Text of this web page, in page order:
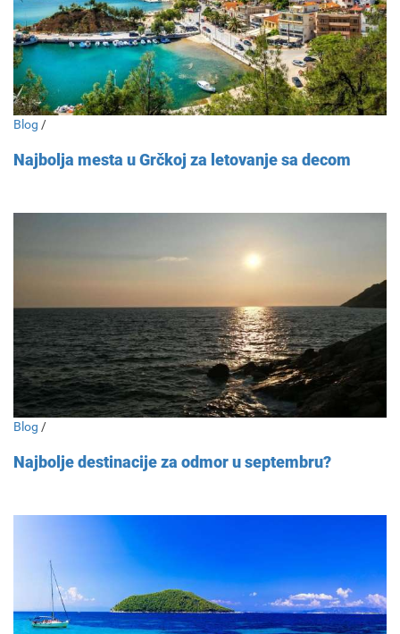
Blog /
Najbolja mesta u Grčkoj za letovanje sa decom
Blog /
Najbolje destinacije za odmor u septembru?